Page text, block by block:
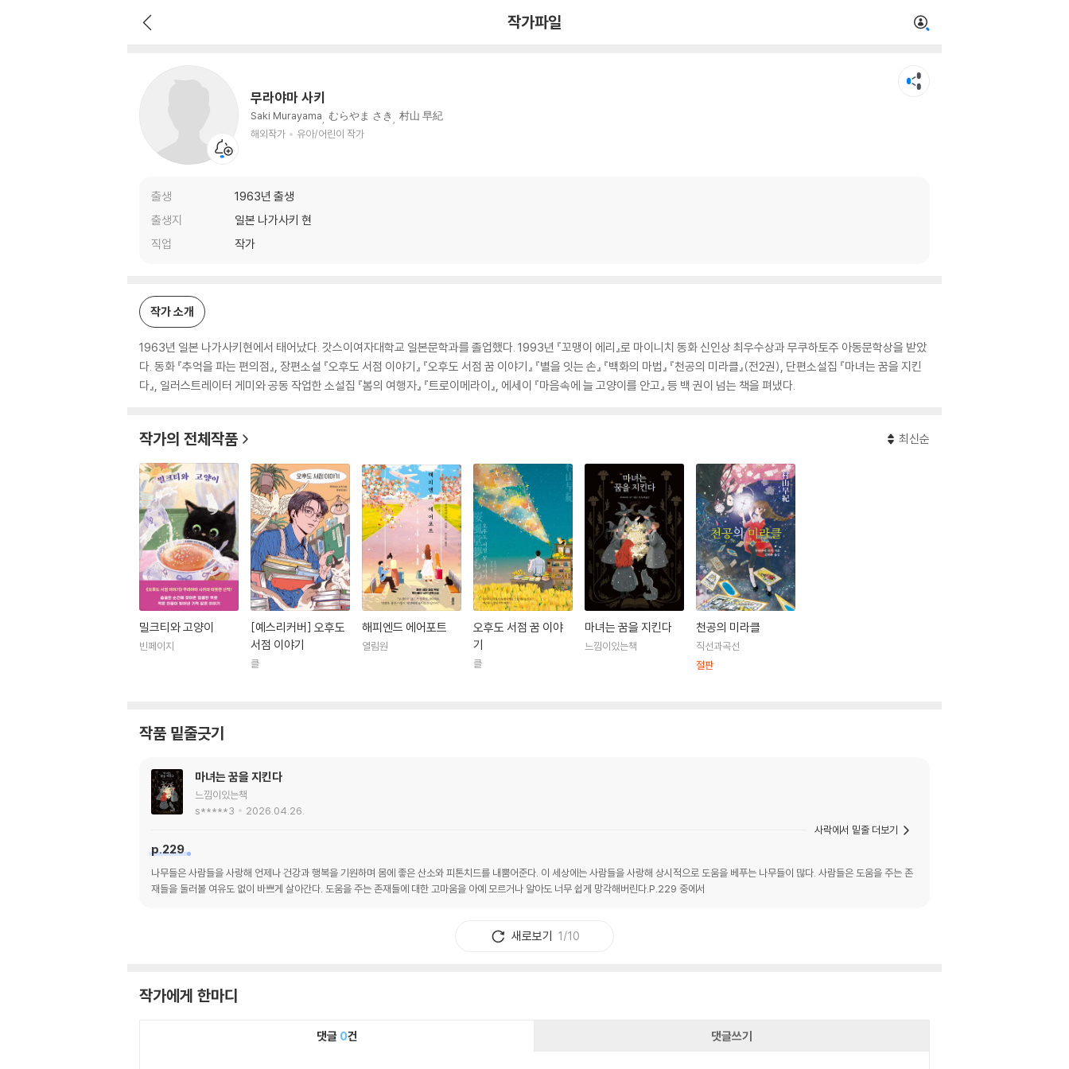
작가파일
무라야마 사키
Saki Murayama むらやま さき
村山 早紀
해외작가
유아/어린이 작가
출생
1963년 출생
출생지
일본 나가사키 현
직업
작가
작가 소개
1963년 일본 나가사키현에서 태어났다. 갓스이여자대학교 일본문학과를 졸업했다. 1993년 『꼬맹이 에리』로 마이니치 동화 신인상 최우수상과 무쿠하토주 아동문학상을 받았
다. 동화 『추억을 파는 편의점』, 장편소설 『오후도 서점 이야기』 『오후도 서점 꿈 이야기』 『별을 잇는 손』 『백화의 마법』 『천공의 미라클』(전2권), 단편소설집 『마녀는 꿈을 지킨
다』, 일러스트레이터 게미와 공동 작업한 소설집 『봄의 여행자』 『트로이메라이』, 에세이 『마음속에 늘 고양이를 안고』 등 백 권이 넘는 책을 펴냈다.
작가의 전체작품 최신순
밀크티와 고양이
빈페이지
[예스리커버] 오후도
서점 이야기
클
해피엔드 에어포트
열림원
오후도 서점 꿈 이야
기
클
마녀는 꿈을 지킨다
느낌이있는책
천공의 미라클
직선과곡선
절판
작품 밑줄긋기
마녀는 꿈을 지킨다
느낌이있는책
s*****3
2026.04.26.
p.229
나무들은 사람들을 사랑해 언제나 건강과 행복을 기원하며 몸에 좋은 산소와 피톤치드를 내뿜어준다. 이 세상에는 사람들을 사랑해 상시적으로 도움을 베푸는 나무들이 많다. 사람들은 도움을 주는 존
재들을 둘러볼 여유도 없이 바쁘게 살아간다. 도움을 주는 존재들에 대한 고마움을 아예 모르거나 알아도 너무 쉽게 망각해버린다.P.229 중에서
사락에서 밑줄 더보기
새로보기 1/10
작가에게 한마디
댓글 0건 댓글쓰기